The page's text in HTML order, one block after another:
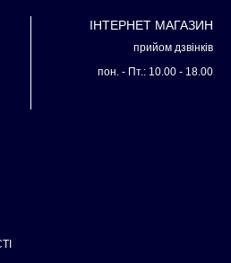
ІНТЕРНЕТ МАГАЗИН
прийом дзвінків
пон. - Пт.: 10.00 - 18.00